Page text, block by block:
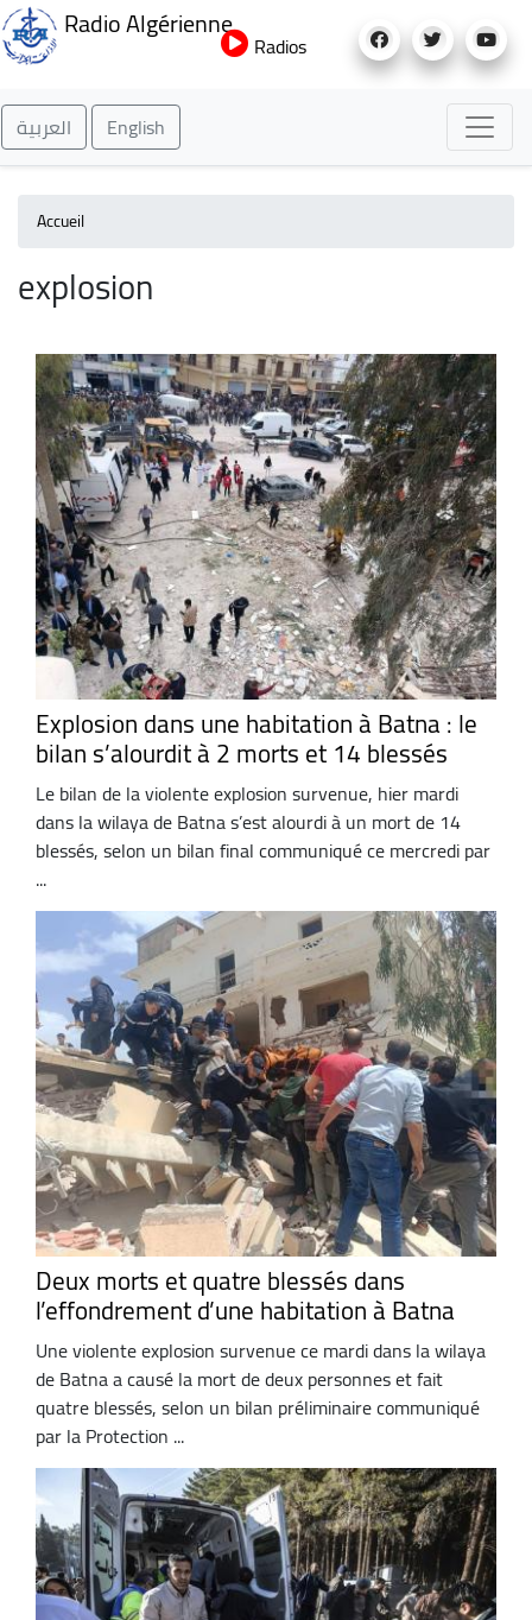
au
Radio Algérienne
Radios
العربية English
Accueil
explosion
Explosion dans une habitation à Batna : le
bilan s’alourdit à 2 morts et 14 blessés
Le bilan de la violente explosion survenue, hier mardi
dans la wilaya de Batna s’est alourdi à un mort de 14
blessés, selon un bilan final communiqué ce mercredi par
...
Deux morts et quatre blessés dans
l’effondrement d’une habitation à Batna
Une violente explosion survenue ce mardi dans la wilaya
de Batna a causé la mort de deux personnes et fait
quatre blessés, selon un bilan préliminaire communiqué
par la Protection ...